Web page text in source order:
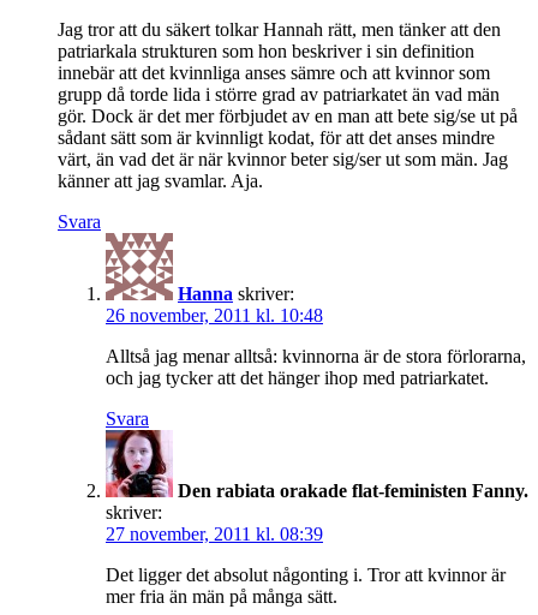
Jag tror att du säkert tolkar Hannah rätt, men tänker att den
patriarkala strukturen som hon beskriver i sin definition
innebär att det kvinnliga anses sämre och att kvinnor som
grupp då torde lida i större grad av patriarkatet än vad män
gör. Dock är det mer förbjudet av en man att bete sig/se ut på
sådant sätt som är kvinnligt kodat, för att det anses mindre
värt, än vad det är när kvinnor beter sig/ser ut som män. Jag
känner att jag svamlar. Aja.
Svara
Hanna skriver:
26 november, 2011 kl. 10:48
Alltså jag menar alltså: kvinnorna är de stora förlorarna,
och jag tycker att det hänger ihop med patriarkatet.
Svara
Den rabiata orakade flat-feministen Fanny.
skriver:
27 november, 2011 kl. 08:39
Det ligger det absolut någonting i. Tror att kvinnor är
mer fria än män på många sätt.